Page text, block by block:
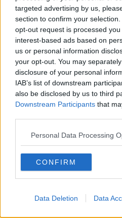
targeted advertising by us,
section to confirm your
opt-out request is processed
interest-based ads based on
us or personal information
your opt-out. You may
disclosure of your personal
IAB’s list of downstream
also be disclosed by us to third
Downstream Participants that
Personal Data Processing
CONFIRM
Data Deletion Data
La questione israelo-
Erdogan continua a sfidare
Libano, collasso economico e
Johnson, da Trump a Biden alla
L'AUKUS e il Quad
Biden, primo presidente USA
Papa Bergoglio vedrà Viktor
Bennet, un giorno in attesa di
Il ritorno dei talebani
​La lenta agonia del Libano
Usa di nuovo al centro della
L’appuntamento di Israele con il
In Medioriente non ci sono
Biden chiama ma Netanyahu non
Niente di nuovo in Medioriente
Biden nuovo alleato armeno
Mar Mediterraneo cimitero silente